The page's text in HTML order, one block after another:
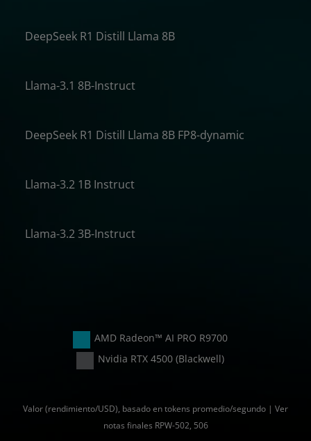
DeepSeek R1 Distill Llama 8B
Llama-3.1 8B-Instruct
DeepSeek R1 Distill Llama 8B FP8-dynamic
Llama-3.2 1B Instruct
Llama-3.2 3B-Instruct
AMD Radeon™ AI PRO R9700
Nvidia RTX 4500 (Blackwell)
Valor (rendimiento/USD), basado en tokens promedio/segundo | Ver
notas finales RPW-502, 506